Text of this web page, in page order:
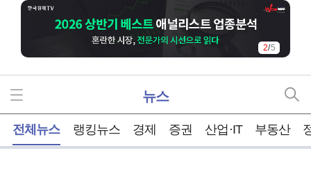
2/5
뉴스
전체뉴스 랭킹뉴스 경제 증권 산업·IT 부동산